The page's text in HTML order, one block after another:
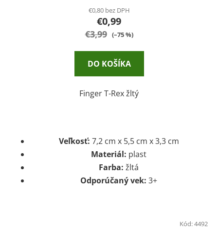
€0,80 bez DPH
€0,99
€3,99 (–75 %)
DO KOŠÍKA
Finger T-Rex žltý
Veľkosť: 7,2 cm x 5,5 cm x 3,3 cm
Materiál: plast
Farba: žltá
Odporúčaný vek: 3+
Kód:4492